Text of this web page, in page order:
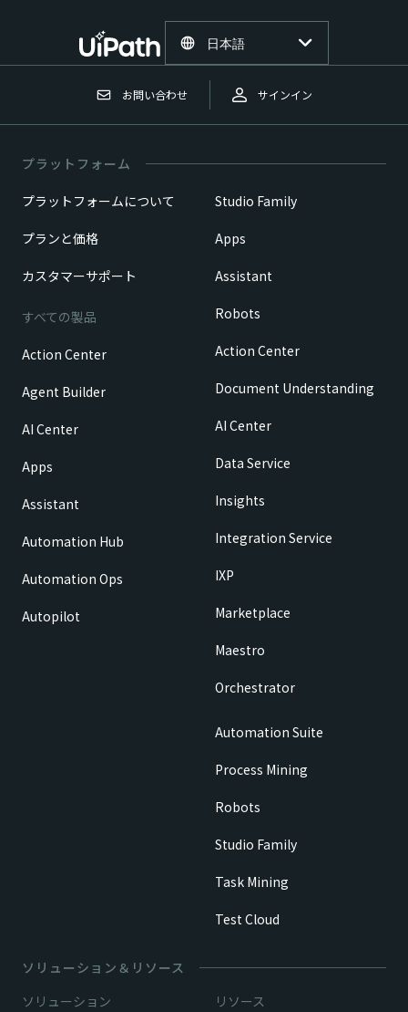
お問い合わせ サインイン
日本語
プラットフォーム
プラットフォームについて
プランと価格
カスタマーサポート
すべての製品
Action Center
Agent Builder
AI Center
Apps
Assistant
Automation Hub
Automation Ops
Autopilot
Studio Family
Apps
Assistant
Robots
Action Center
Document Understanding
AI Center
Data Service
Insights
Integration Service
IXP
Marketplace
Maestro
Orchestrator
Automation Suite
Process Mining
Robots
Studio Family
Task Mining
Test Cloud
ソリューション＆リソース
ソリューション
リソース